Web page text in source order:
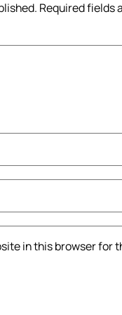
Required fields
in this browser for